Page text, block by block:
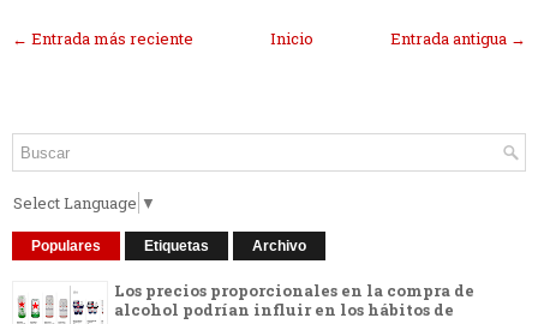
← Entrada más reciente Entrada antigua →
Inicio
Select Language ▼
Populares Etiquetas Archivo
Los precios proporcionales en la compra de
alcohol podrían influir en los hábitos de